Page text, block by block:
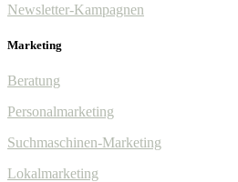
Newsletter-Kampagnen
Marketing
Beratung
Personalmarketing
Suchmaschinen-Marketing
Lokalmarketing